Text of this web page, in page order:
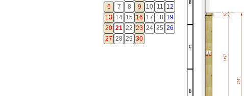
6
7 8 9 10 11 12
13 14 15 16 17 18 19
20 21 22 23 24 25 26
27 28 29 30